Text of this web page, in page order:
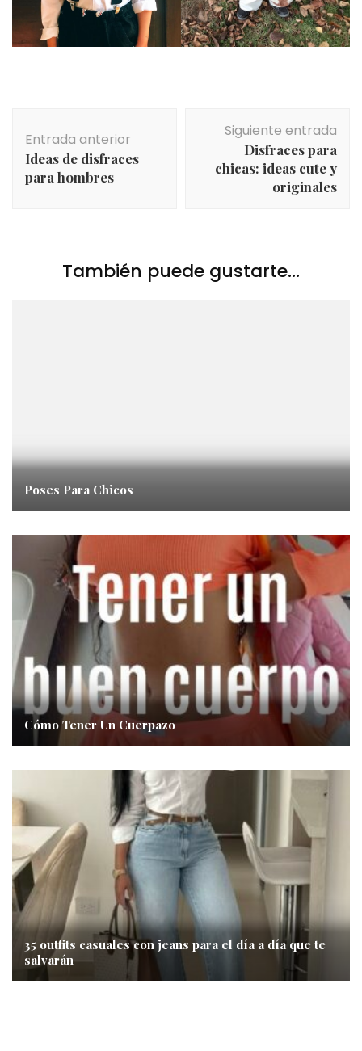
de
entradas
Entrada anterior
Ideas de disfraces
para hombres
Siguiente entrada
Disfraces para
chicas: ideas cute y
originales
También puede gustarte...
Poses Para Chicos
Cómo Tener Un Cuerpazo
35 outfits casuales con jeans para el día a día que te
salvarán